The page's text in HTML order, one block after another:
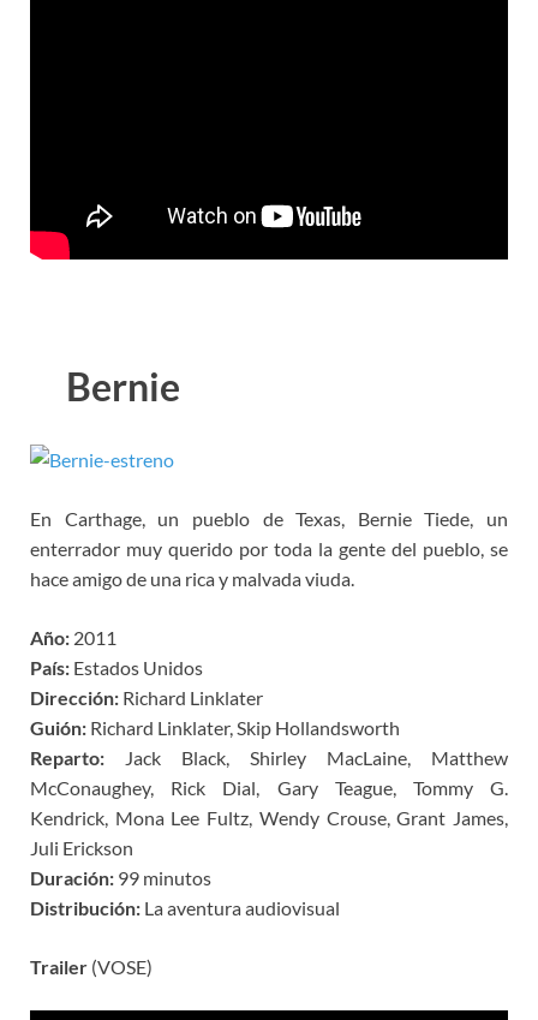
Bernie
En Carthage, un pueblo de Texas, Bernie Tiede, un
enterrador muy querido por toda la gente del pueblo, se
hace amigo de una rica y malvada viuda.
Año: 2011
País: Estados Unidos
Dirección: Richard Linklater
Guión: Richard Linklater, Skip Hollandsworth
Reparto: Jack Black, Shirley MacLaine, Matthew
McConaughey, Rick Dial, Gary Teague, Tommy G.
Kendrick, Mona Lee Fultz, Wendy Crouse, Grant James,
Juli Erickson
Duración: 99 minutos
Distribución: La aventura audiovisual
Trailer (VOSE)